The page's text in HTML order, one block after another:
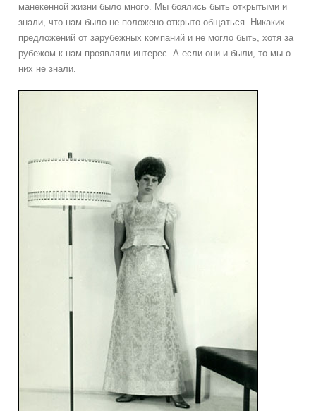
манекенной жизни было много. Мы боялись быть открытыми и
знали, что нам было не положено открыто общаться. Никаких
предложений от зарубежных компаний и не могло быть, хотя за
рубежом к нам проявляли интерес. А если они и были, то мы о
них не знали.